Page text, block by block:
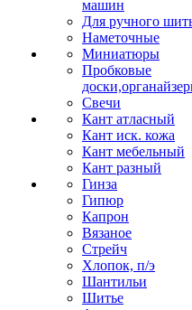
машин
Для ручного
Наметочные
Миниатюры
Пробковые
Свечи
Кант атласный
Кант иск. кожа
Кант мебельный
Кант разный
Гинза
Гипюр
Капрон
Вязаное
Стрейч
Хлопок, п/э
Шантильи
Шитье